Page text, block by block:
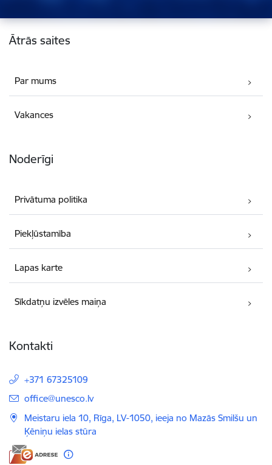
Kājene
Ātrās saites
Par mums
Vakances
Noderīgi
Privātuma politika
Piekļūstamība
Lapas karte
Sīkdatņu izvēles maiņa
Kontakti
+371 67325109
E-pasts:
office@unesco.lv
Meistaru iela 10, Rīga, LV-1050, ieeja no Mazās Smilšu un
Ķēniņu ielas stūra